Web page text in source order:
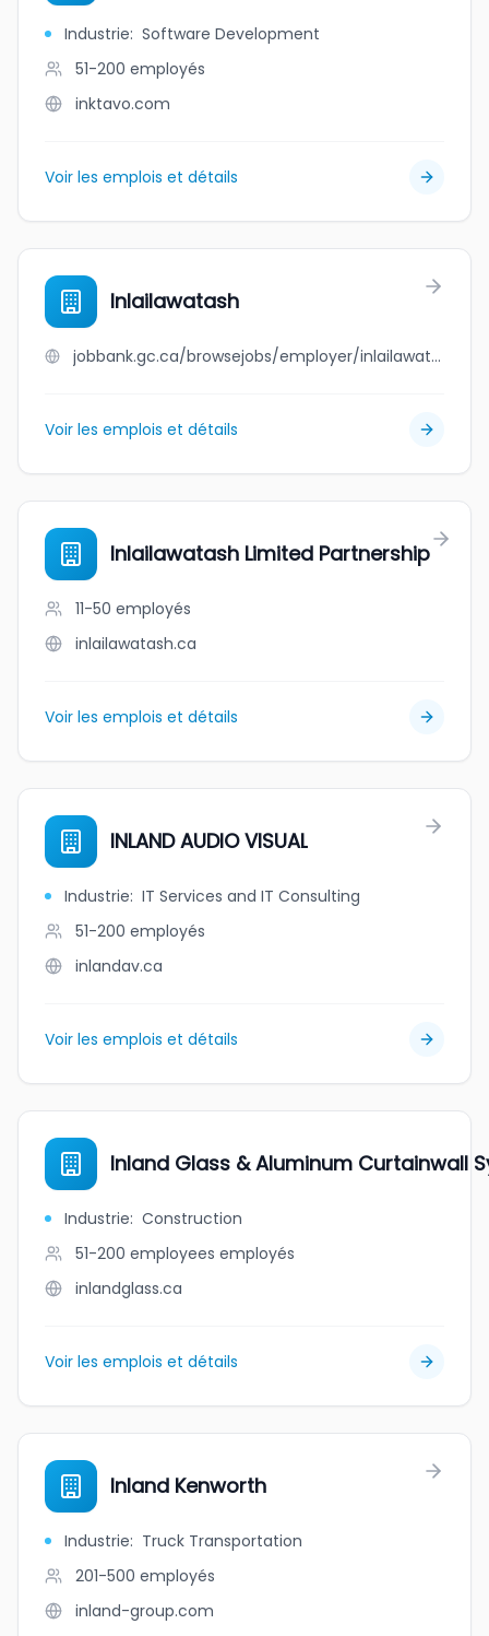
Industrie: Software Development
51-200 employés
inktavo.com
Voir les emplois et détails
Inlailawatash
jobbank.gc.ca/browsejobs/employer/inlailawatash/ca
Voir les emplois et détails
Inlailawatash Limited Partnership
11-50 employés
inlailawatash.ca
Voir les emplois et détails
INLAND AUDIO VISUAL
Industrie: IT Services and IT Consulting
51-200 employés
inlandav.ca
Voir les emplois et détails
Inland Glass & Aluminum Curtainwall
Industrie: Construction
51-200 employees employés
inlandglass.ca
Voir les emplois et détails
Inland Kenworth
Industrie: Truck Transportation
201-500 employés
inland-group.com